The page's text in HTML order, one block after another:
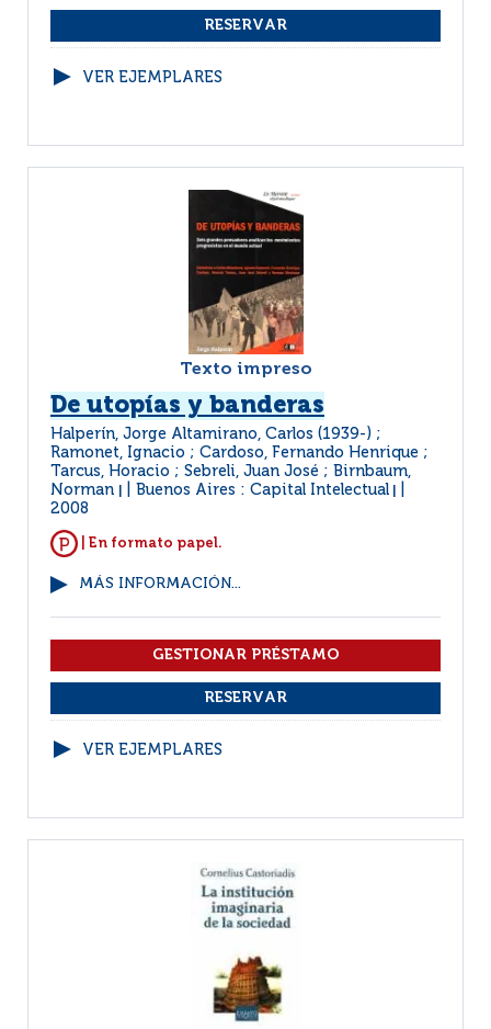
VER EJEMPLARES
Texto impreso
De utopías y banderas
Halperín, Jorge Altamirano, Carlos (1939-) ;
Ramonet, Ignacio ; Cardoso, Fernando Henrique ;
Tarcus, Horacio ; Sebreli, Juan José ; Birnbaum,
Norman
Buenos Aires : Capital Intelectual
2008
| En formato papel.
MÁS INFORMACIÓN...
VER EJEMPLARES